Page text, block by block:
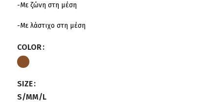
-Με ζώνη στη μέση
-Με λάστιχο στη μέση
COLOR
SIZE
S/MM/L